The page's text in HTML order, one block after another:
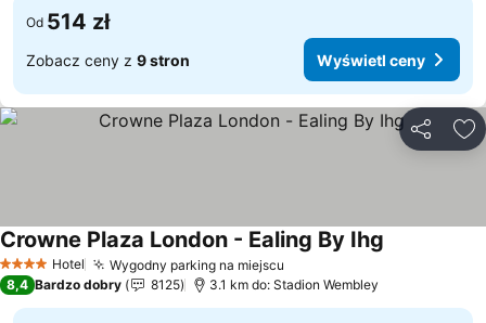
Od 514 zł
Zobacz ceny z 9 stron Wyświetl ceny
4 KategoriaHotel Wygodny parking na miejscu
Crowne Plaza London - Ealing By Ihg
8,4 Bardzo dobry 8125 3.1 km do: Stadion Wembley